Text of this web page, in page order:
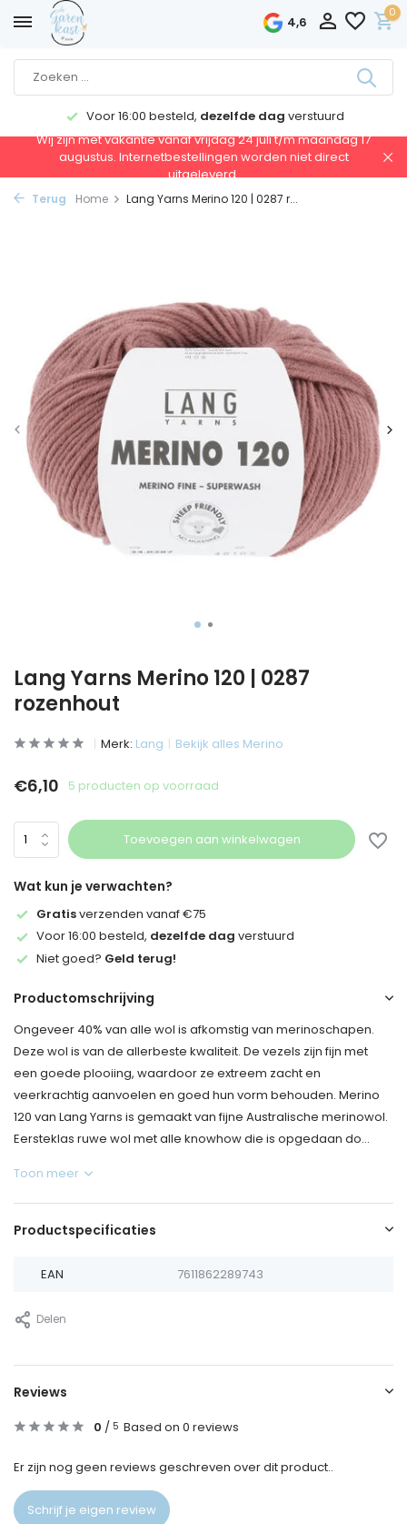
4,6
0
Voor 16:00 besteld, dezelfde dag verstuurd
Wij zijn met vakantie vanaf vrijdag 24 juli t/m maandag 17
augustus. Internetbestellingen worden niet direct
uitgeleverd.
Terug Home Lang Yarns Merino 120 | 0287 r...
Lang Yarns Merino 120 | 0287
rozenhout
Merk: Lang Bekijk alles Merino
€6,10 5 producten op voorraad
Toevoegen aan winkelwagen
Wat kun je verwachten?
Gratisverzenden vanaf €75
Voor 16:00 besteld, dezelfde dag verstuurd
Niet goed? Geld terug!
Productomschrijving
Ongeveer 40% van alle wol is afkomstig van merinoschapen.
Deze wol is van de allerbeste kwaliteit. De vezels zijn fijn met
een goede plooiing, waardoor ze extreem zacht en
veerkrachtig aanvoelen en goed hun vorm behouden. Merino
120 van Lang Yarns is gemaakt van fijne Australische merinowol.
Eersteklas ruwe wol met alle knowhow die is opgedaan do...
Toon meer
Productspecificaties
EAN 7611862289743
Delen
Reviews
0 / 5 Based on 0 reviews
Er zijn nog geen reviews geschreven over dit product..
Schrijf je eigen review